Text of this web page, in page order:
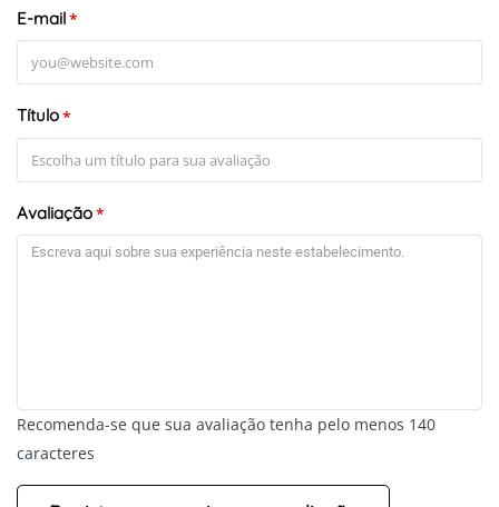
E-mail*
Título*
Avaliação*
Recomenda-se que sua avaliação tenha pelo menos 140
caracteres